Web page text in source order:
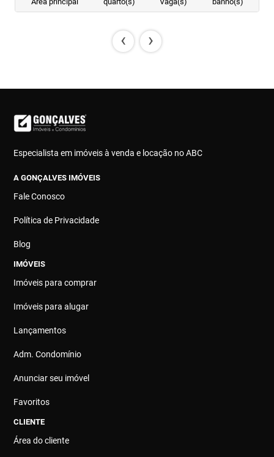
‹ ›
Especialista em imóveis à venda e locação no ABC
A GONÇALVES IMÓVEIS
Fale Conosco
Política de Privacidade
Blog
IMÓVEIS
Imóveis para comprar
Imóveis para alugar
Lançamentos
Adm. Condomínio
Anunciar seu imóvel
Favoritos
CLIENTE
Área do cliente